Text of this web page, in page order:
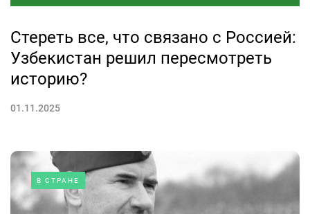
Стереть все, что связано с Россией:
Узбекистан решил пересмотреть
историю?
01.11.2025
В СТРАНЕ